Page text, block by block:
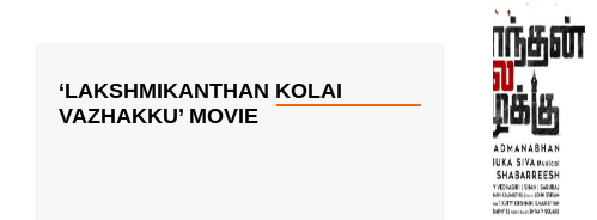
‘LAKSHMIKANTHAN KOLAI
VAZHAKKU’ MOVIE